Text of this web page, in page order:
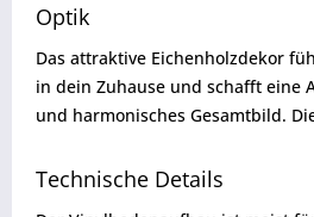
Optik
Das attraktive Eichenholzdekor
in dein Zuhause und schafft eine
und harmonisches Gesamtbild.
Technische Details